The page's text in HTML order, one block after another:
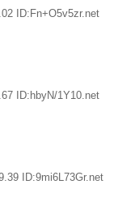
ID:Fn+O5v5zr.net
ID:hbyN/1Y10.net
ID:9mi6L73Gr.net